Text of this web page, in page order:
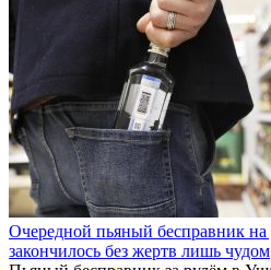
Очередной пьяный бесправник на
закончилось без жертв лишь чудом